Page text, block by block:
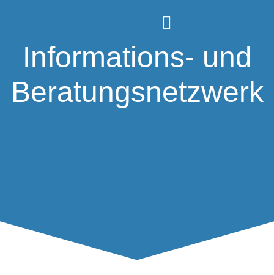
Informations- und
Beratungsnetzwerk